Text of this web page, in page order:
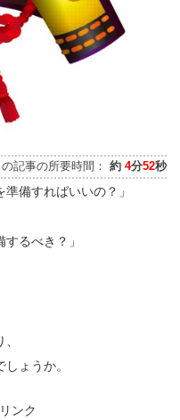
の記事の所要時間： 約 4分52秒
備すればいいの？」
るべき？」
ょうか。
ンク